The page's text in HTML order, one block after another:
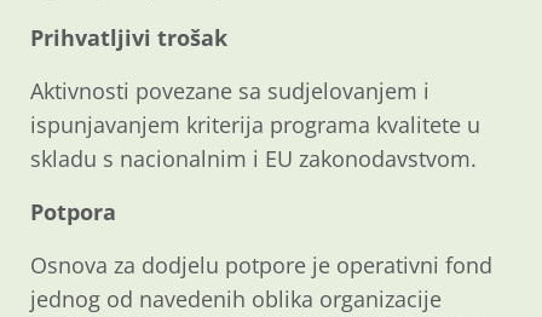
Prihvatljivi trošak
Aktivnosti povezane sa sudjelovanjem i
ispunjavanjem kriterija programa kvalitete u
skladu s nacionalnim i EU zakonodavstvom.
Potpora
Osnova za dodjelu potpore je operativni fond
jednog od navedenih oblika organizacije